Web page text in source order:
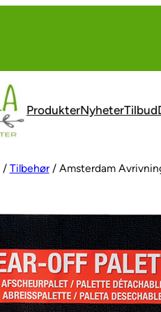
ProdukterNyheterTilbud
/ Tilbehør/ Amsterdam